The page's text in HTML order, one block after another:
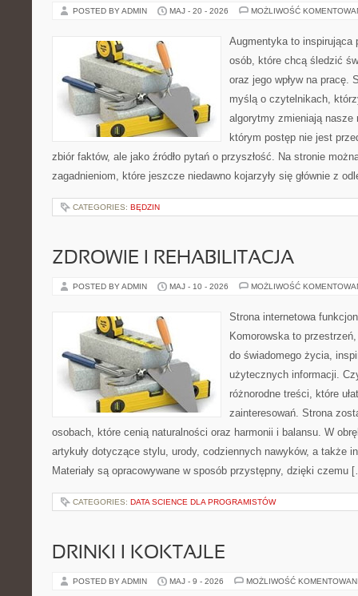
POSTED BY ADMIN MAJ - 20 - 2026 MOŻLIWOŚĆ
Augmentyka to inspirująca
osób, które chcą śledzić
oraz jego wpływ na pracę.
myślą o czytelnikach,
algorytmy zmieniają nasze
którym postęp nie jest
zbiór faktów, ale jako źródło pytań o przyszłość. Na stronie
zagadnieniom, które jeszcze niedawno kojarzyły się głównie z
CATEGORIES: BĘDZIN
ZDROWIE I REHABILITACJA
POSTED BY ADMIN MAJ - 10 - 2026 MOŻLIWOŚĆ
Strona internetowa
Komorowska to
do świadomego życia,
użytecznych informacji.
różnorodne treści, które
zainteresowań. Strona
osobach, które cenią naturalności oraz harmonii i balansu. W
artykuły dotyczące stylu, urody, codziennych nawyków, a także
Materiały są opracowywane w sposób przystępny, dzięki czemu
CATEGORIES: DATA SCIENCE DLA PROGRAMISTÓW
DRINKI I KOKTAJLE
POSTED BY ADMIN MAJ - 9 - 2026 MOŻLIWOŚĆ